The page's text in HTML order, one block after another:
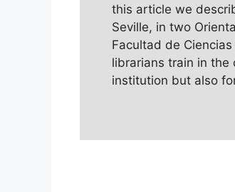
this article we
Seville, in two
Facultad de
librarians train in the
institution but also